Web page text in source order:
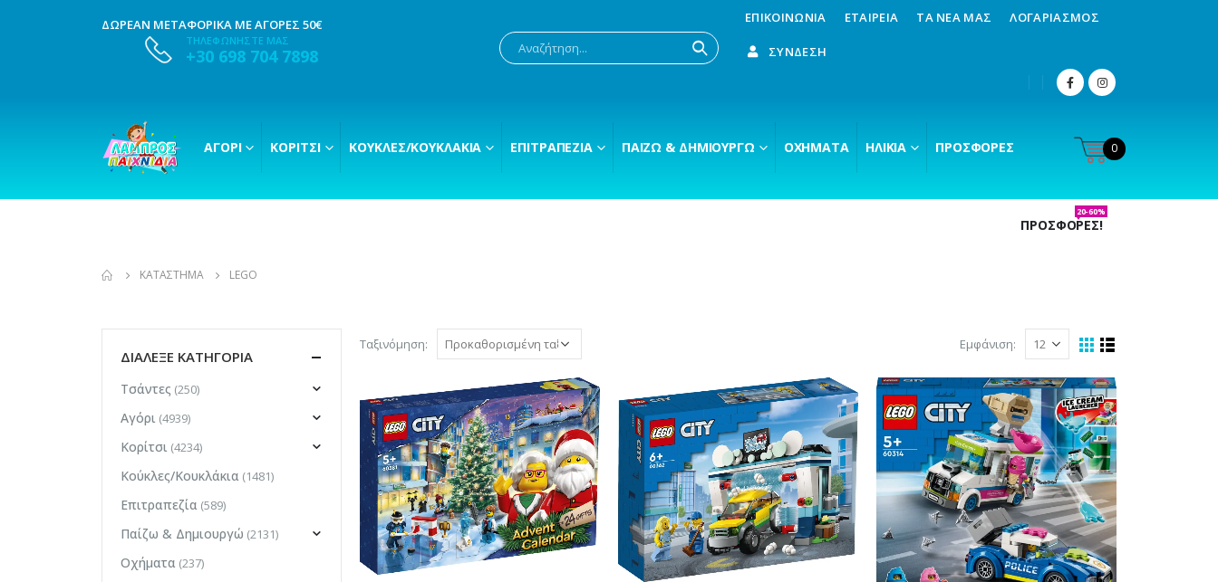
ΔΩΡΕΑΝ ΜΕΤΑΦΟΡΙΚΑ ΜΕ ΑΓΟΡΕΣ 50€
ΤΗΛΕΦΩΝΗΣΤΕ ΜΑΣ
+30 698 704 7898
ΕΠΙΚΟΙΝΩΝΊΑ ΕΤΑΙΡΕΊΑ ΤΑ ΝΈΑ ΜΑΣ ΛΟΓΑΡΙΑΣΜΌΣ
ΣΎΝΔΕΣΗ
ΑΓΌΡΙ ΚΟΡΊΤΣΙ ΚΟΎΚΛΕΣ/ΚΟΥΚΛΆΚΙΑ ΕΠΙΤΡΑΠΈΖΙΑ ΠΑΊΖΩ & ΔΗΜΙΟΥΡΓΏ ΟΧΉΜΑΤΑ ΗΛΙΚΊΑ ΠΡΟΣΦΟΡΈΣ 0
ΠΡΟΣΦΟΡΕΣ!
20-60%
ΚΑΤΆΣΤΗΜΑ LEGO
Ταξινόμηση: Εμφάνιση:
ΔΙΑΛΕΞΕ ΚΑΤΗΓΟΡΙΑ
Τσάντες (250)
Αγόρι (4939)
Κορίτσι (4234)
Κούκλες/Κουκλάκια (1481)
Επιτραπεζία (589)
Παίζω & Δημιουργώ (2131)
Οχήματα (237)